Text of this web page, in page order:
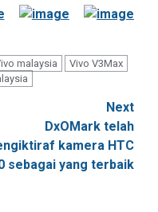
malaysia
Vivo V3Max
Next
DxOMark telah
kamera HTC
sebagai yang terbaik